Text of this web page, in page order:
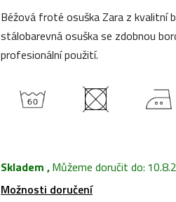
0,0
z
5
Béžová froté osuška Zara z kvalitní
stálobarevná osuška se zdobnou
profesionální použití.
Skladem ,Můžeme doručit do:
Možnosti doručení